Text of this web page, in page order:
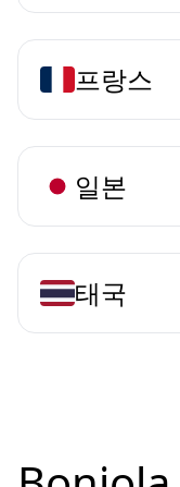
프랑스
일본
태국